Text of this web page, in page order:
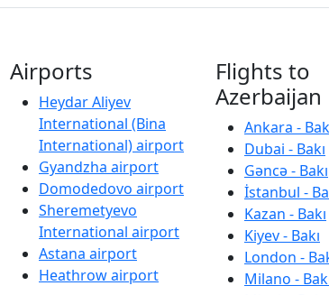
Airports
Heydar Aliyev
International (Bina
International) airport
Gyandzha airport
Domodedovo airport
Sheremetyevo
International airport
Astana airport
Heathrow airport
Flights to
Azerbaijan
Ankara -
Dubai - Bakı
Gəncə - Bakı
İstanbul -
Kazan - Bakı
Kiyev - Bakı
London -
Milano -